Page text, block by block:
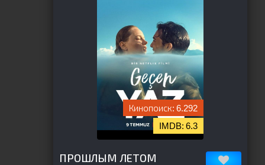
6.292
6.3
ПРОШЛЫМ ЛЕТОМ